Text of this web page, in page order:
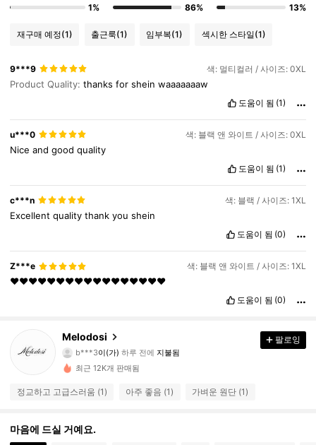
1%
86%
13%
재구매 예정(1) 출근룩(1) 임부복(1) 섹시한 스타일(1)
9***9 색: 멀티컬러 / 사이즈: 0XL
Product Quality:thanksforsheinwaaaaaaaw
도움이 됨 (1)
u***0 색: 블랙 앤 와이트 / 사이즈: 0XL
Niceandgoodquality
도움이 됨 (1)
c***n 색: 블랙 / 사이즈: 1XL
Excellentqualitythankyoushein
도움이 됨 (0)
Z***e 색: 블랙 앤 와이트 / 사이즈: 1XL
❤️❤️❤️❤️❤️❤️❤️❤️❤️❤️❤️❤️❤️❤️❤️❤️❤️
도움이 됨 (0)
Melodosi
4.38
218 팔로워
b***3 이(가) 하루 전에
지불됨
다음3시간 전
4.38
팔로잉
최근 12K개 판매됨
정교하고 고급스러움 (1) 아주 좋음 (1) 가벼운 원단 (1)
마음에 드실 거예요.